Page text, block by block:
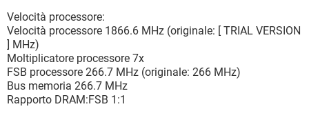
Velocità processore:
Velocità processore 1866.6 MHz (originale: [ TRIAL VERSION
] MHz)
Moltiplicatore processore 7x
FSB processore 266.7 MHz (originale: 266 MHz)
Bus memoria 266.7 MHz
Rapporto DRAM:FSB 1:1